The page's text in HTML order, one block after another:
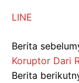
LINE
Berita
Koruptor Dari
Berita